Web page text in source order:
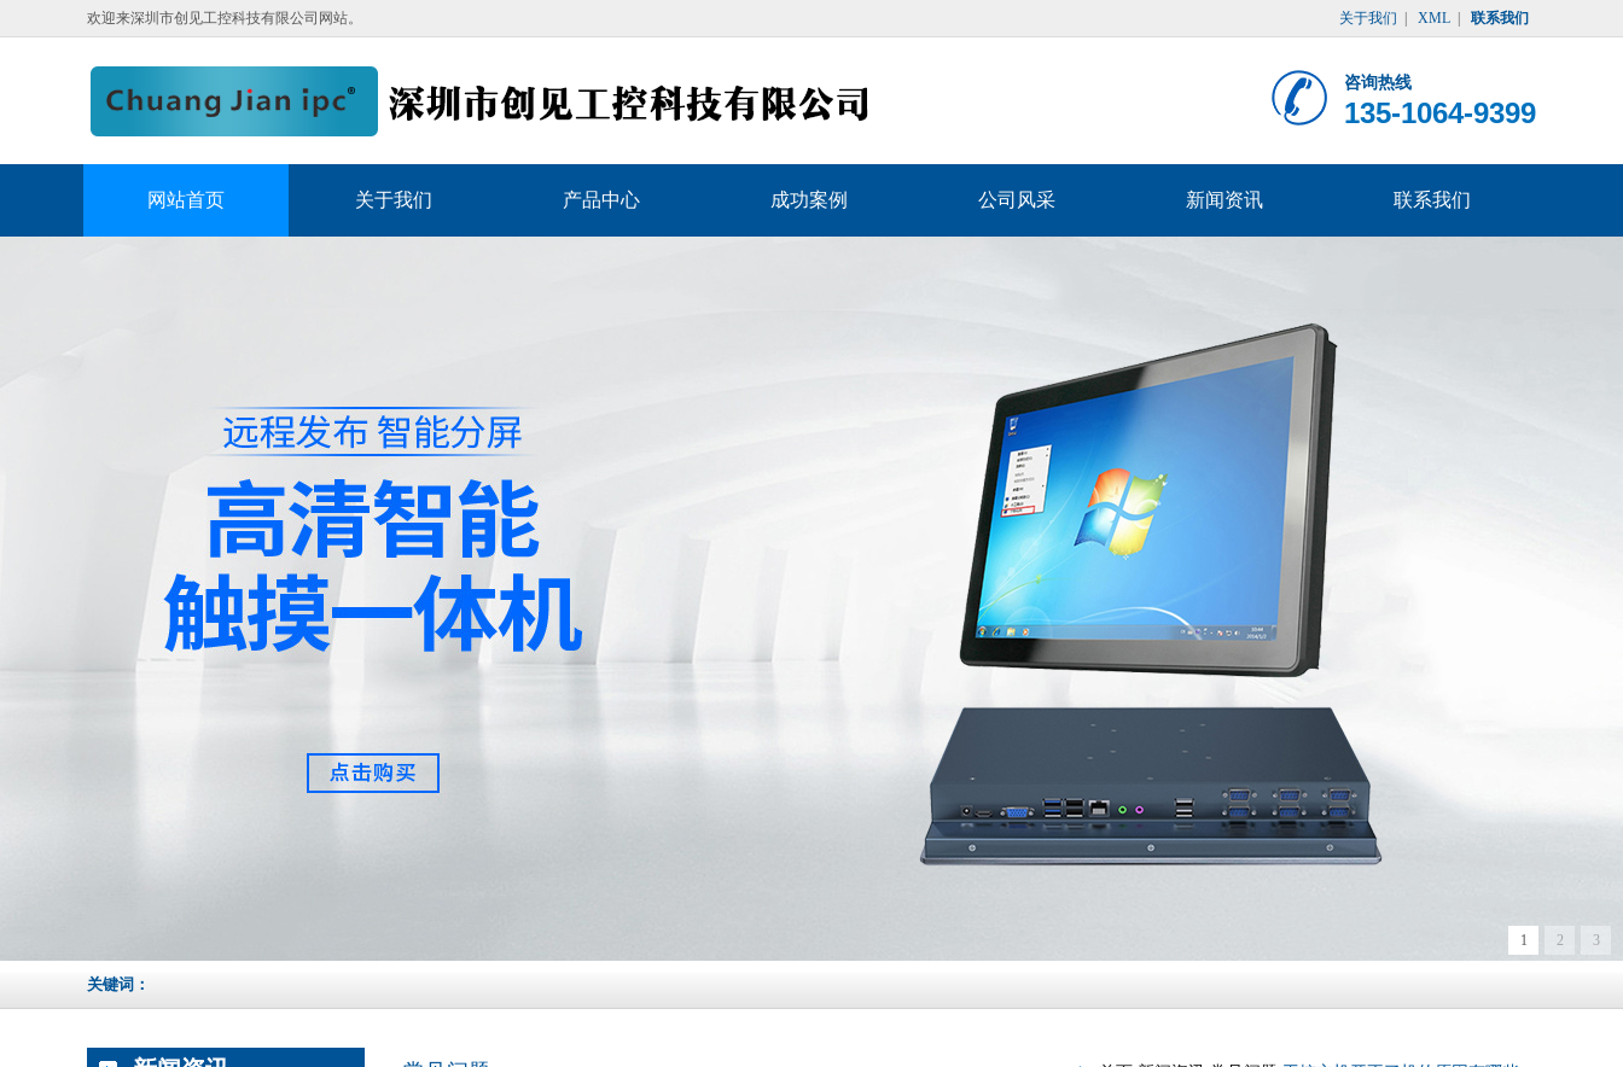
欢迎来深圳市创见工控科技有限公司网站。 关于我们 XML 联系我们
咨询热线
135-1064-9399
网站首页 关于我们 产品中心 成功案例 公司风采 新闻资讯 联系我们
1 2 3
关键词：